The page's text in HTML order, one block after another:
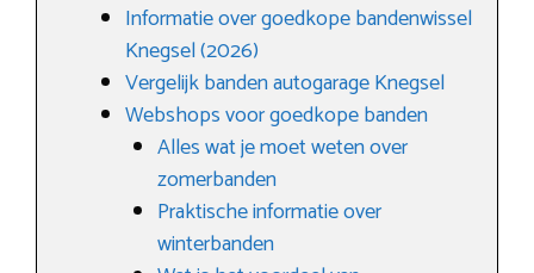
Informatie over goedkope bandenwissel
Knegsel (2026)
Vergelijk banden autogarage Knegsel
Webshops voor goedkope banden
Alles wat je moet weten over
zomerbanden
Praktische informatie over
winterbanden